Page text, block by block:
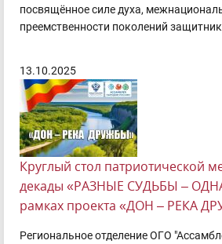
посвящённое силе духа,
преемственности поколений
13.10.2025
Круглый стол патриотической
декады «РАЗНЫЕ СУДЬБЫ –
рамках проекта «ДОН – РЕКА
Региональное отделение ОГО